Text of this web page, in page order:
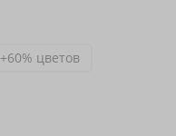
+60% цветов